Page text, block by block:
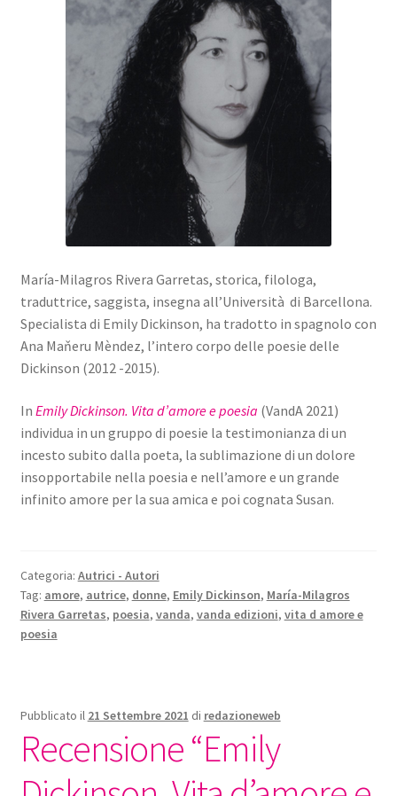
María-Milagros Rivera Garretas, storica, filologa,
traduttrice, saggista, insegna all’Università di Barcellona.
Specialista di Emily Dickinson, ha tradotto in spagnolo con
Ana Maňeru Mèndez, l’intero corpo delle poesie delle
Dickinson (2012 -2015).
In Emily Dickinson. Vita d’amore e poesia (VandA 2021)
individua in un gruppo di poesie la testimonianza di un
incesto subito dalla poeta, la sublimazione di un dolore
insopportabile nella poesia e nell’amore e un grande
infinito amore per la sua amica e poi cognata Susan.
Categoria: Autrici - Autori
Tag: amore, autrice, donne, Emily Dickinson, María-Milagros
Rivera Garretas, poesia, vanda, vanda edizioni, vita d amore e
poesia
Pubblicato il 21 Settembre 2021 di redazioneweb
Recensione “Emily